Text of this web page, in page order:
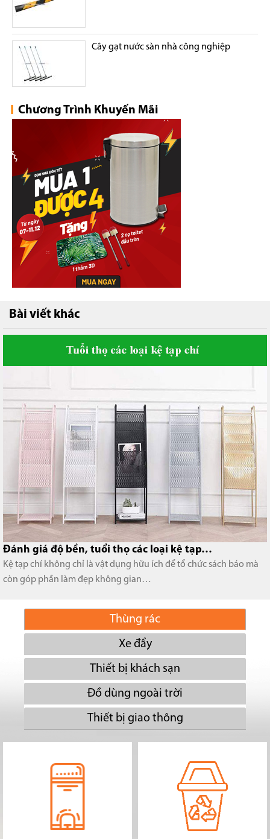
Cây gạt nước sàn nhà công nghiệp
Chương Trình Khuyến Mãi
Bài viết khác
Đánh giá độ bền, tuổi thọ các loại kệ tạp…
Kệ tạp chí không chỉ là vật dụng hữu ích để tổ chức sách báo mà
còn góp phần làm đẹp không gian…
Thùng rác
Xe đẩy
Thiết bị khách sạn
Đồ dùng ngoài trời
Thiết bị giao thông